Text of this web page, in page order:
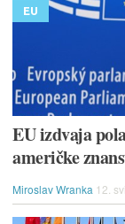
EU
EU izdvaja
američke
Miroslav Wranka 12.